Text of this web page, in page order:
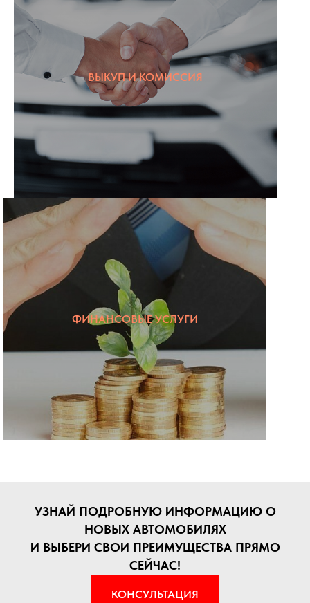
ВЫКУП И КОМИССИЯ
ФИНАНСОВЫЕ УСЛУГИ
УЗНАЙ ПОДРОБНУЮ ИНФОРМАЦИЮ О
НОВЫХ АВТОМОБИЛЯХ
И ВЫБЕРИ СВОИ ПРЕИМУЩЕСТВА ПРЯМО
СЕЙЧАС!
КОНСУЛЬТАЦИЯ